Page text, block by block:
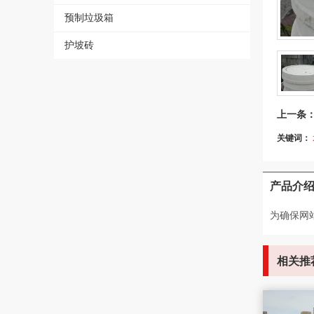
上一条
关键词：
产品介绍
为确保网
相关推
- 企口水泥管
- 彩砖150×300×80
- 彩砖150×300
- 各种水泥构件
预制垃圾箱
护坡砖